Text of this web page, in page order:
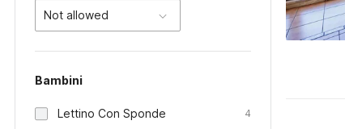
Not allowed
Bambini
Lettino Con Sponde 4